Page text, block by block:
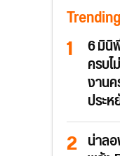
6 มินิ
ครบ
งาน
ประ
น่าล